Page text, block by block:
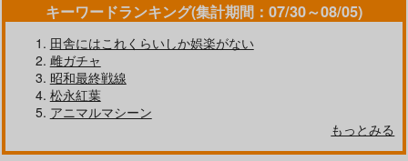
キーワードランキング(集計期間：07/30～08/05)
田舎にはこれくらいしか娯楽がない
雌ガチャ
昭和最終戦線
松永紅葉
アニマルマシーン
もっとみる